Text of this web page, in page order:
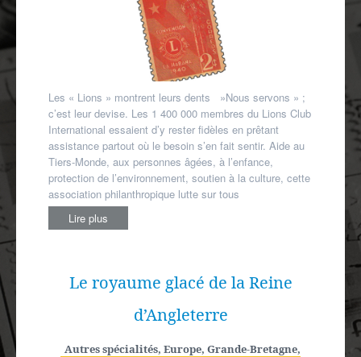
Les « Lions » montrent leurs dents »Nous servons » ;
c’est leur devise. Les 1 400 000 membres du Lions Club
International essaient d’y rester fidèles en prêtant
assistance partout où le besoin s’en fait sentir. Aide au
Tiers-Monde, aux personnes âgées, à l’enfance,
protection de l’environnement, soutien à la culture, cette
association philanthropique lutte sur tous
Lire plus
Le royaume glacé de la Reine
d’Angleterre
Autres spécialités, Europe, Grande-Bretagne,